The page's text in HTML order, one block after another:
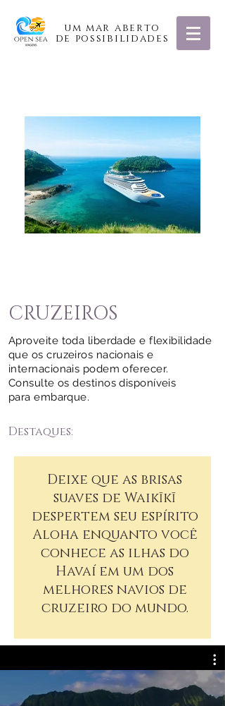
um mar aberto
de possibilidades
CRUZEIROS
Aproveite toda liberdade e flexibilidade
que os cruzeiros nacionais e
internacionais podem oferecer.
Consulte os destinos disponíveis
para embarque.
Destaques:
Deixe que as brisas
suaves de Waikīkī
despertem seu espírito
Aloha enquanto você
conhece as ilhas do
Havaí em um dos
melhores navios de
cruzeiro do mundo.